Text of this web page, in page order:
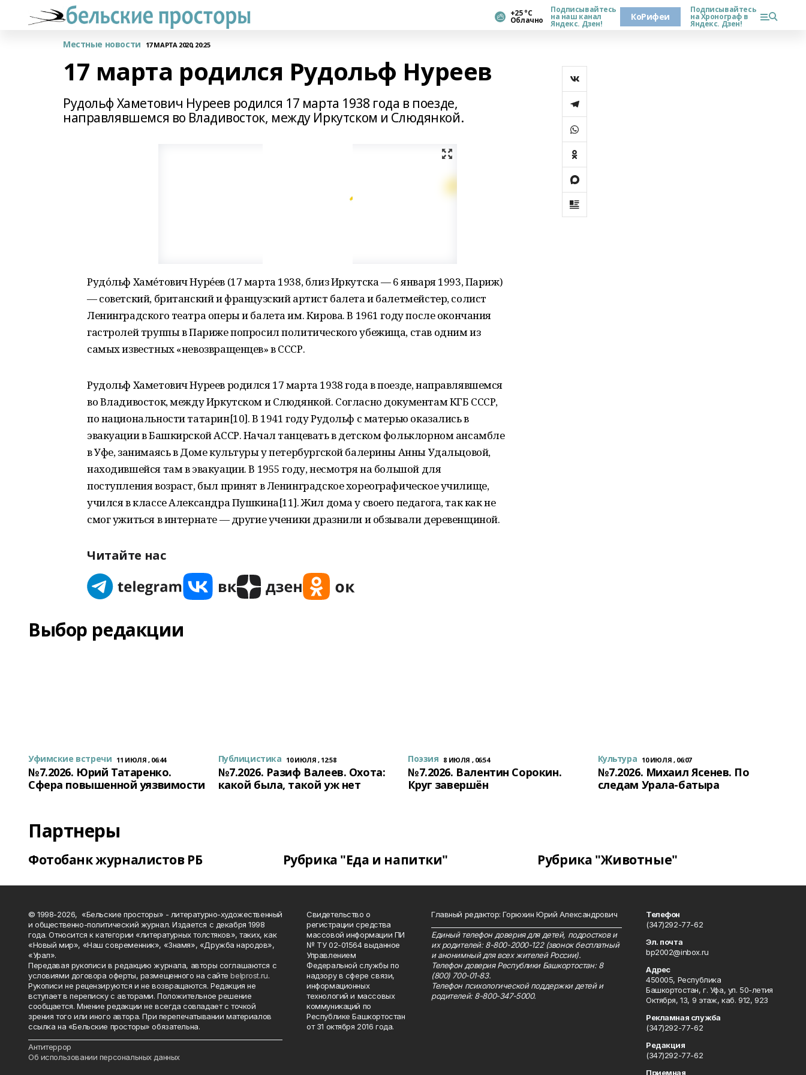
+25 °С
Облачно
Подписывайтесь
на наш канал
Яндекс. Дзен!
КоРифеи
Подписывайтесь
на Хронограф в
Яндекс. Дзен!
Местные новости 17 МАРТА 2020, 20:25
17 марта родился Рудольф Нуреев
Рудольф Хаметович Нуреев родился 17 марта 1938 года в поезде,
направлявшемся во Владивосток, между Иркутском и Слюдянкой.
Рудо́льф Хаме́тович Нуре́ев (17 марта 1938, близ Иркутска — 6 января 1993, Париж)
— советский, британский и французский артист балета и балетмейстер, солист
Ленинградского театра оперы и балета им. Кирова. В 1961 году после окончания
гастролей труппы в Париже попросил политического убежища, став одним из
самых известных «невозвращенцев» в СССР.
Рудольф Хаметович Нуреев родился 17 марта 1938 года в поезде, направлявшемся
во Владивосток, между Иркутском и Слюдянкой. Согласно документам КГБ СССР,
по национальности татарин[10]. В 1941 году Рудольф с матерью оказались в
эвакуации в Башкирской АССР. Начал танцевать в детском фольклорном ансамбле
в Уфе, занимаясь в Доме культуры у петербургской балерины Анны Удальцовой,
находившейся там в эвакуации. В 1955 году, несмотря на большой для
поступления возраст, был принят в Ленинградское хореографическое училище,
учился в классе Александра Пушкина[11]. Жил дома у своего педагога, так как не
смог ужиться в интернате — другие ученики дразнили и обзывали деревенщиной.
Читайте нас
Выбор редакции
Уфимские встречи 11 ИЮЛЯ , 06:44
№7.2026. Юрий Татаренко.
Сфера повышенной уязвимости
Публицистика 10 ИЮЛЯ , 12:58
№7.2026. Разиф Валеев. Охота:
какой была, такой уж нет
Поэзия 8 ИЮЛЯ , 06:54
№7.2026. Валентин Сорокин.
Круг завершён
Культура 10 ИЮЛЯ , 06:07
№7.2026. Михаил Ясенев. По
следам Урала-батыра
Партнеры
Фотобанк журналистов РБ Рубрика "Еда и напитки" Рубрика "Животные"
© 1998-2026, «Бельские просторы» - литературно-художественный
и общественно-политический журнал. Издается с декабря 1998
года. Относится к категории «литературных толстяков», таких, как
«Новый мир», «Наш современник», «Знамя», «Дружба народов»,
«Урал».
Передавая рукописи в редакцию журнала, авторы соглашаются с
условиями договора оферты, размещенного на сайтеbelprost.ru.
Рукописи не рецензируются и не возвращаются. Редакция не
вступает в переписку с авторами. Положительное решение
сообщается. Мнение редакции не всегда совпадает с точкой
зрения того или иного автора. При перепечатывании материалов
ссылка на «Бельские просторы» обязательна.
Антитеррор
Об использовании персональных данных
Свидетельство о
регистрации средства
массовой информации ПИ
№ ТУ 02-01564 выданное
Управлением
Федеральной службы по
надзору в сфере связи,
информационных
технологий и массовых
коммуникаций по
Республике Башкортостан
от 31 октября 2016 года.
Главный редактор: Горюхин Юрий Александрович
Единый телефон доверия для детей, подростков и
их родителей: 8-800-2000-122 (звонок бесплатный
и анонимный для всех жителей России).
Телефон доверия Республики Башкортостан: 8
(800) 700-01-83.
Телефон психологической поддержки детей и
родителей: 8-800-347-5000.
Телефон
(347)292-77-62
Эл. почта
bp2002@inbox.ru
Адрес
450005, Республика
Башкортостан, г. Уфа, ул. 50-летия
Октября, 13, 9 этаж, каб. 912, 923
Рекламная служба
(347)292-77-62
Редакция
(347)292-77-62
Приемная